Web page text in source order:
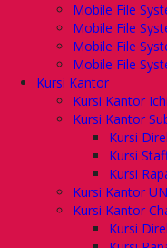
Mobile File
Mobile File
Mobile File
Mobile File
Kursi Kantor
Kursi Kantor
Kursi Kantor
Kursi
Kursi
Kursi
Kursi Kantor
Kursi Kantor
Kursi